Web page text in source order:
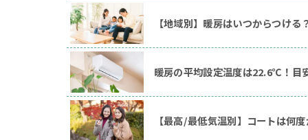
【地域別】暖房はいつからつけ
暖房の平均設定温度は22.6℃！目
【最高/最低気温別】コートは何